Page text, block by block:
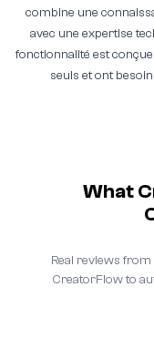
combine une
avec une expertise
fonctionnalité est
seuls et ont
What
Real reviews
CreatorFlow to